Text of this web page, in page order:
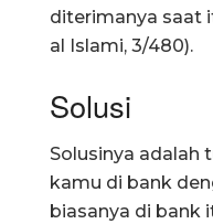
diterimanya saat
al Islami, 3/480).
Solusi
Solusinya adalah
kamu di bank
biasanya di bank